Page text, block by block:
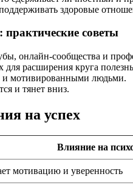
здоровые
советы
онлайн-сообщества и
расширения круга
и мотивированными людьми.
и тянет вниз.
на успех
Влияние на
мотивацию и уверенность